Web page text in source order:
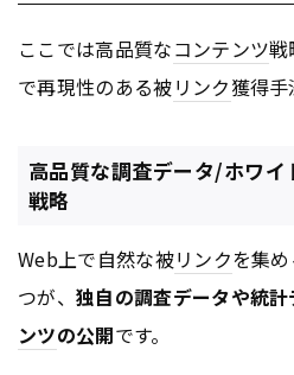
ここでは高品質なコンテンツ戦
で再現性のある被リンク獲得手
高品質な調査データ/ホワ
戦略
Web上で自然な被リンクを集
つが、 独自の調査データや統
ンツの公開です。